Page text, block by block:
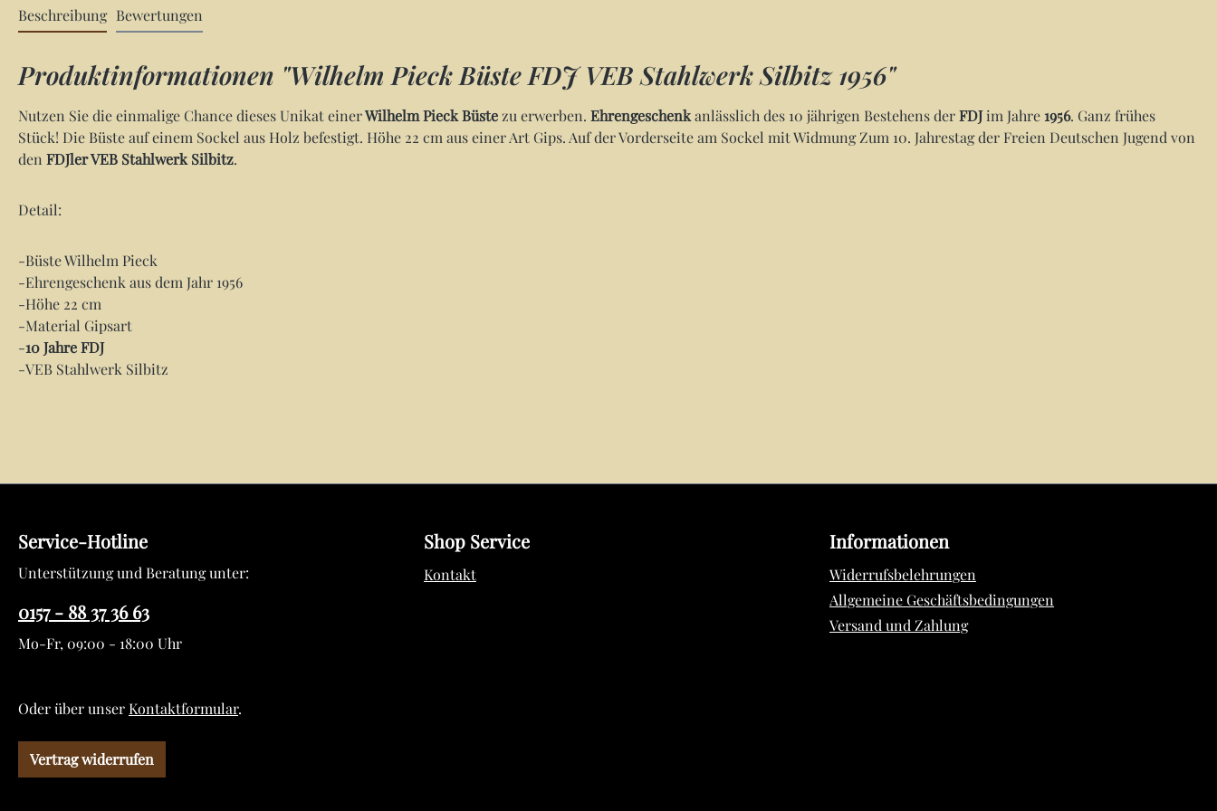
Beschreibung Bewertungen
Produktinformationen "Wilhelm Pieck Büste FDJ VEB Stahlwerk Silbitz 1956"
Nutzen Sie die einmalige Chance dieses Unikat einerWilhelm Pieck Büstezu erwerben. Ehrengeschenkanlässlich des 10 jährigen Bestehens derFDJim Jahre1956. Ganz frühes
Stück! Die Büste auf einem Sockel aus Holz befestigt. Höhe 22 cm aus einer Art Gips. Auf der Vorderseite am Sockel mit Widmung Zum 10. Jahrestag der Freien Deutschen Jugend von
den FDJler VEB Stahlwerk Silbitz.
Detail:
-Büste Wilhelm Pieck
-Ehrengeschenk aus dem Jahr 1956
-Höhe 22 cm
-Material Gipsart
-10 Jahre FDJ
-VEB Stahlwerk Silbitz
Service-Hotline
Unterstützung und Beratung unter:
0157 - 88 37 36 63
Mo-Fr, 09:00 - 18:00 Uhr
Oder über unserKontaktformular.
Vertrag widerrufen
Shop Service
Kontakt
Informationen
Widerrufsbelehrungen
Allgemeine Geschäftsbedingungen
Versand und Zahlung